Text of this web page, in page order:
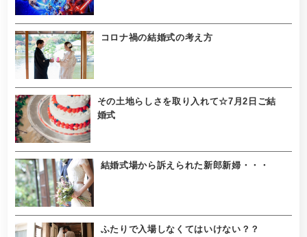
コロナ禍の結婚式の考え方
その土地らしさを取り入れて☆7月2日ご結
婚式
結婚式場から訴えられた新郎新婦・・・
ふたりで入場しなくてはいけない？？